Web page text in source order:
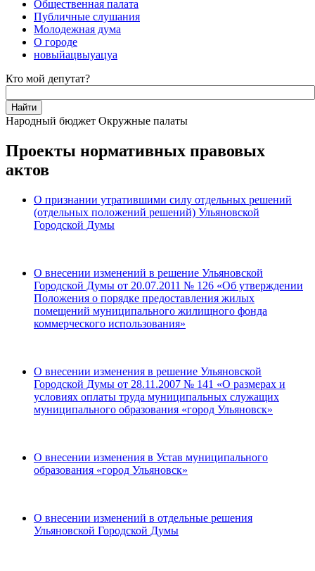
Общественная палата
Публичные слушания
Молодежная дума
О городе
новыйацвыуацуа
Кто мой депутат?
Народный бюджет Окружные палаты
Проекты нормативных правовых
актов
О признании утратившими силу отдельных решений
(отдельных положений решений) Ульяновской
Городской Думы
О внесении изменений в решение Ульяновской
Городской Думы от 20.07.2011 № 126 «Об утверждении
Положения о порядке предоставления жилых
помещений муниципального жилищного фонда
коммерческого использования»
О внесении изменения в решение Ульяновской
Городской Думы от 28.11.2007 № 141 «О размерах и
условиях оплаты труда муниципальных служащих
муниципального образования «город Ульяновск»
О внесении изменения в Устав муниципального
образования «город Ульяновск»
О внесении изменений в отдельные решения
Ульяновской Городской Думы